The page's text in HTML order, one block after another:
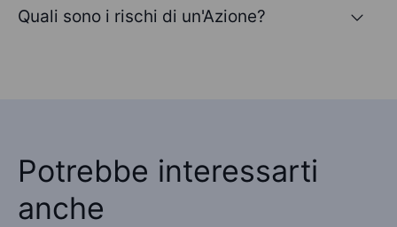
Quali sono i rischi di un'Azione?
Potrebbe interessarti
anche